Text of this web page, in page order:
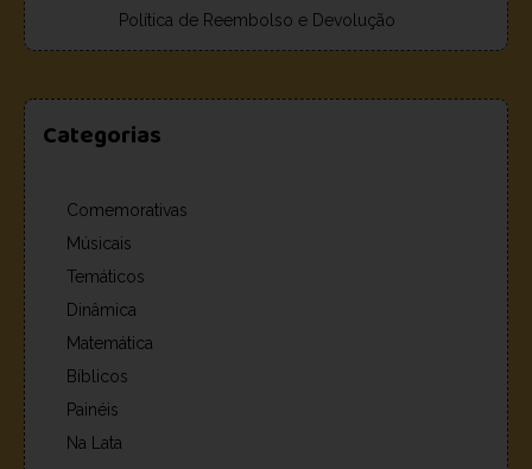
Política de Reembolso e Devolução
Categorias
Comemorativas
Músicais
Temáticos
Dinâmica
Matemática
Bíblicos
Painéis
Na Lata